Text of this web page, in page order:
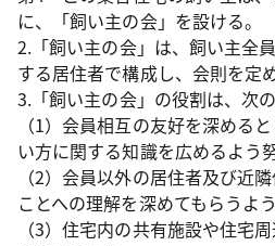
に、「飼い主の会」を設ける。
2.「飼い主の会」は、飼い主全
する居住者で構成し、会則を定
3.「飼い主の会」の役割は、次
（1）会員相互の友好を深める
い方に関する知識を広めるよう
（2）会員以外の居住者及び近
ことへの理解を深めてもらうよ
（3）住宅内の共有施設や住宅